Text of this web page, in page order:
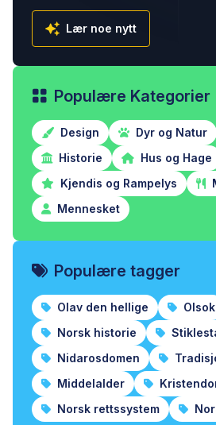
Lær noe nytt
Populære Kategorier
Design Dyr og Natur
Historie
Hus og Hage
Kjendis og Rampelys
Mennesket
Populære tagger
Olav den hellige
Olsok
Norsk historie
Nidarosdomen
Middelalder
Norsk rettssystem